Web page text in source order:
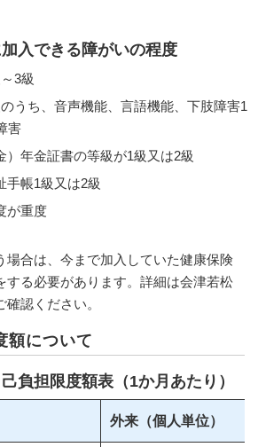
入できる障がいの程度
3級
うち、音声機能、言語機能、下肢障害1
害
）年金証書の等級が1級又は2級
手帳1級又は2級
が重度
合は、今まで加入していた健康保険
する必要があります。詳細は会津若松
認ください。
額について
負担限度額表（1か月あたり）
外来（個人単位）